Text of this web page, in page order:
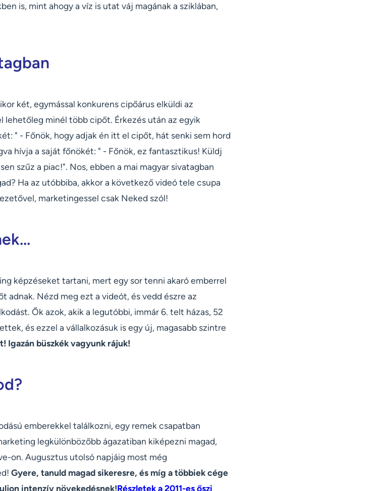
is, mint ahogy a víz is utat váj magának a sziklában,
két, egymással konkurens cipőárus elküldi az
lehetőleg minél több cipőt. Érkezés után az egyik
" - Főnök, hogy adjak én itt el cipőt, hát senki sem hord
hívja a saját főnökét: " - Főnök, ez fantasztikus! Küldj
szűz a piac!". Nos, ebben a mai magyar sivatagban
Ha az utóbbiba, akkor a következő videó tele csupa
marketingessel csak Neked szól!
képzéseket tartani, mert egy sor tenni akaró emberrel
adnak. Nézd meg ezt a videót, és vedd észre az
Ők azok, akik a legutóbbi, immár 6. telt házas, 52
és ezzel a vállalkozásuk is egy új, magasabb szintre
Igazán büszkék vagyunk rájuk!
emberekkel találkozni, egy remek csapatban
legkülönbözőbb ágazatiban kiképezni magad,
on. Augusztus utolsó napjáig most még
Gyere, tanuld magad sikeresre, és míg a többiek cége
intenzív növekedésnek!Részletek a 2011-es őszi